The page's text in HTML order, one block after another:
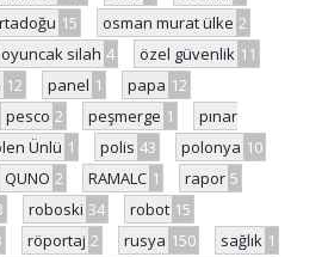
15 osman murat ülke 2
oyuncak silah 4 özel güvenlik 11
12 panel 1 papa 12
pesco 2 peşmerge 1
pınar
Ünlü 1 polis 43 polonya 10
QUNO 2 RAMALC 1 rapor 5
roboski 34 robot 15
röportaj 2 rusya 150 sağlık 1